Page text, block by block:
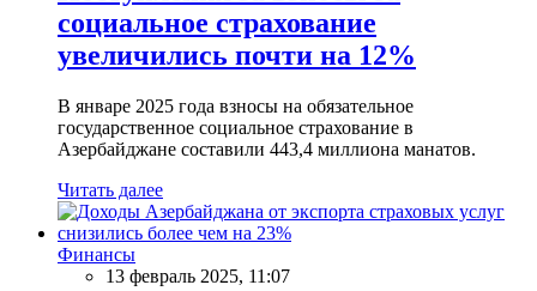
социальное страхование
увеличились почти на 12%
В январе 2025 года взносы на обязательное
государственное социальное страхование в
Азербайджане составили 443,4 миллиона манатов.
Читать далее
Финансы
13 февраль 2025, 11:07